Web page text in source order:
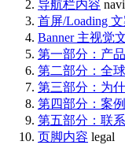
导航栏内容
首屏/Loading
Banner 主视觉
第一部分：产
第二部分：全
第三部分：为
第四部分：案
第五部分：联
页脚内容 legal